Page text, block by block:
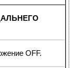
OFF.